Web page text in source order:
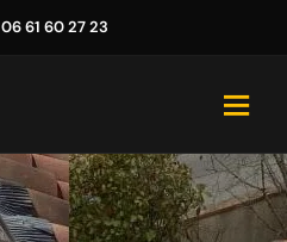
06 61 60 27 23